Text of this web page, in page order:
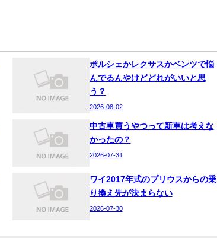
ポルシェかレクサスかベンツで悩
んでるんやけどどれがいいと思
う？
2026-08-02
中古車買うやつって新車は考えな
かったの？
2026-07-31
ワイ2017年式のプリウスからの乗
り換え先が決まらない
2026-07-30